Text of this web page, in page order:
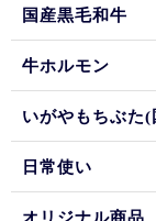
国産黒毛和牛
牛ホルモン
いがやもちぶた(
日常使い